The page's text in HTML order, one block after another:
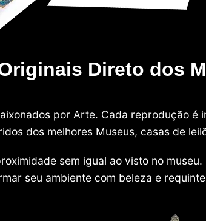
Direto dos
por Arte. Cada reprodução
dos melhores Museus, casas de
sem igual ao visto no
seu ambiente com beleza e